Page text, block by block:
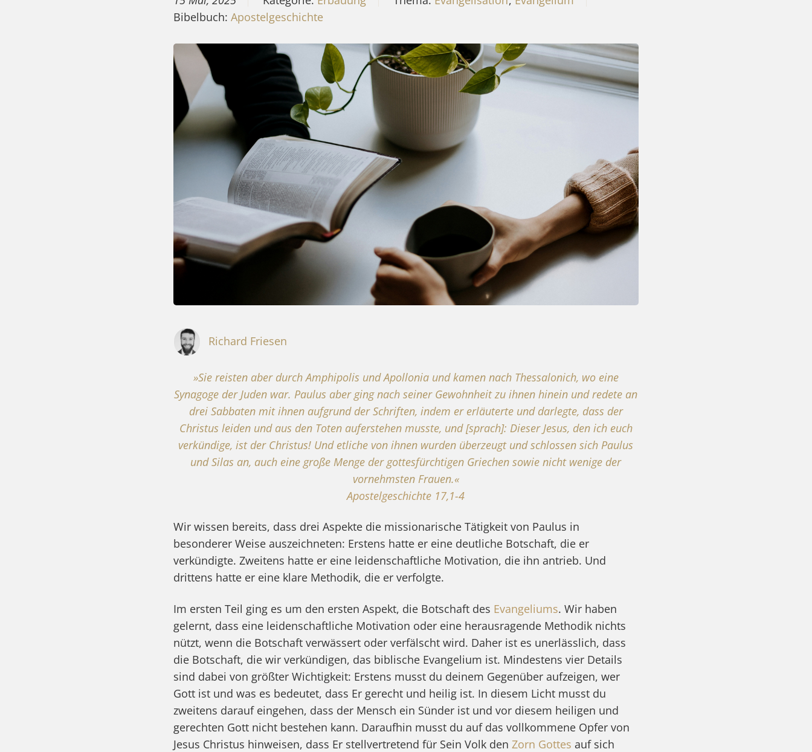
Bibelbuch: Apostelgeschichte
Richard Friesen
»Sie reisten aber durch Amphipolis und Apollonia und kamen nach Thessalonich, wo eine
Synagoge der Juden war. Paulus aber ging nach seiner Gewohnheit zu ihnen hinein und redete an
drei Sabbaten mit ihnen aufgrund der Schriften, indem er erläuterte und darlegte, dass der
Christus leiden und aus den Toten auferstehen musste, und [sprach]: Dieser Jesus, den ich euch
verkündige, ist der Christus! Und etliche von ihnen wurden überzeugt und schlossen sich Paulus
und Silas an, auch eine große Menge der gottesfürchtigen Griechen sowie nicht wenige der
vornehmsten Frauen.«
Apostelgeschichte 17,1-4
Wir wissen bereits, dass drei Aspekte die missionarische Tätigkeit von Paulus in
besonderer Weise auszeichneten: Erstens hatte er eine deutliche Botschaft, die er
verkündigte. Zweitens hatte er eine leidenschaftliche Motivation, die ihn antrieb. Und
drittens hatte er eine klare Methodik, die er verfolgte.
Im ersten Teil ging es um den ersten Aspekt, die Botschaft des Evangeliums. Wir haben
gelernt, dass eine leidenschaftliche Motivation oder eine herausragende Methodik nichts
nützt, wenn die Botschaft verwässert oder verfälscht wird. Daher ist es unerlässlich, dass
die Botschaft, die wir verkündigen, das biblische Evangelium ist. Mindestens vier Details
sind dabei von größter Wichtigkeit: Erstens musst du deinem Gegenüber aufzeigen, wer
Gott ist und was es bedeutet, dass Er gerecht und heilig ist. In diesem Licht musst du
zweitens darauf eingehen, dass der Mensch ein Sünder ist und vor diesem heiligen und
gerechten Gott nicht bestehen kann. Daraufhin musst du auf das vollkommene Opfer von
Jesus Christus hinweisen, dass Er stellvertretend für Sein Volk den Zorn Gottes auf sich